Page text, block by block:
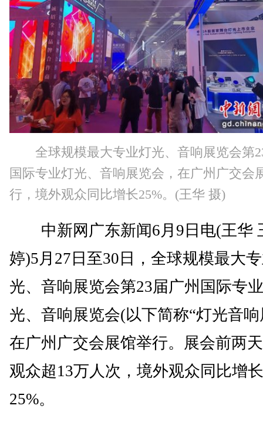
全球规模最大专业灯光、音响展览会第
国际专业灯光、音响展览会，在广州广交会
行，境外观众同比增长25%。(王华 摄)
中新网广东新闻6月9日电(王华
婷)5月27日至30日，全球规模最大
光、音响展览会第23届广州国际专
光、音响展览会(以下简称“灯光音响
在广州广交会展馆举行。展会前两
观众超13万人次，境外观众同比增长
25%。